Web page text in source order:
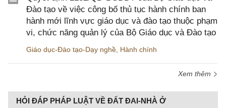
Đào tạo về việc công bố thủ tục hành chính ban
hành mới lĩnh vực giáo dục và đào tạo thuộc phạm
vi, chức năng quản lý của Bộ Giáo dục và Đào tạo
Giáo dục-Đào tạo-Dạy nghề Hành chính
Xem thêm
HỎI ĐÁP PHÁP LUẬT VỀ ĐẤT ĐAI-NHÀ Ở